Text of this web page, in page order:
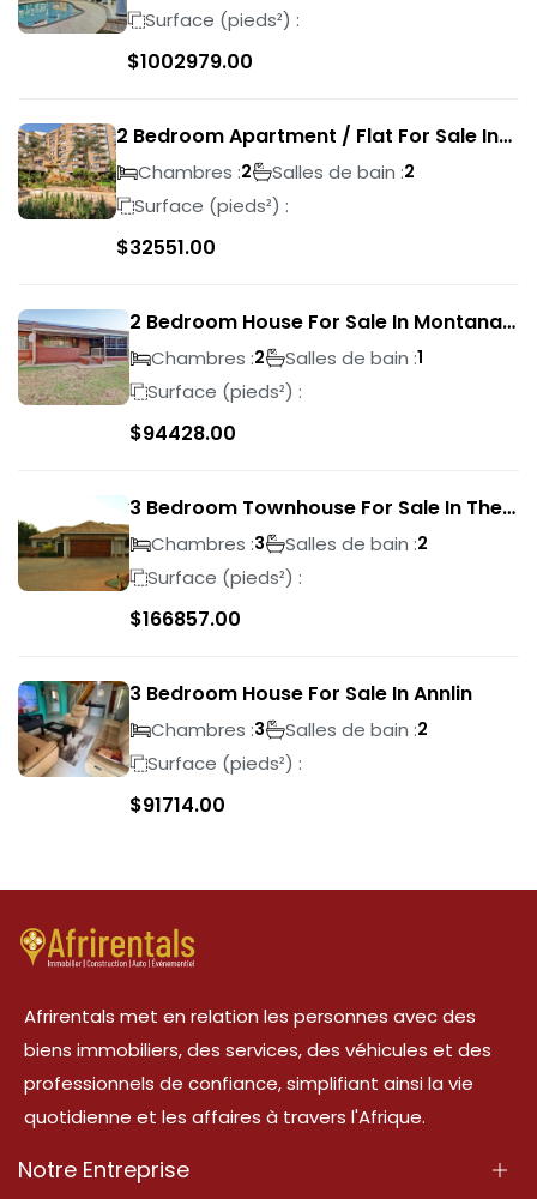
Surface (pieds²) :
$1002979.00
2 Bedroom Apartment / Flat For Sale In
Pretoria Central
Chambres :2 Salles de bain :2
Surface (pieds²) :
$32551.00
2 Bedroom House For Sale In Montana
ParkChambres :2 Salles de bain :1
Surface (pieds²) :
$94428.00
3 Bedroom Townhouse For Sale In The
WildsChambres :3 Salles de bain :2
Surface (pieds²) :
$166857.00
3 Bedroom House For Sale In Annlin
Chambres :3 Salles de bain :2
Surface (pieds²) :
$91714.00
Afrirentals met en relation les personnes avec des
biens immobiliers, des services, des véhicules et des
professionnels de confiance, simplifiant ainsi la vie
quotidienne et les affaires à travers l'Afrique.
Notre Entreprise